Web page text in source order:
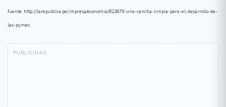
fuente: http://larepublica.pe/impresa/economia/822679-una-cancha-limpia-para-el-desarrollo-de-
las-pymes